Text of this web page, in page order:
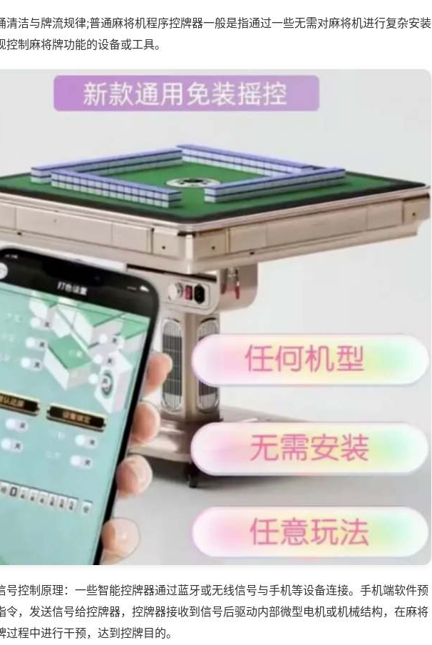
清洁与牌流规律;普通麻将机程序控牌器一般是指通过一些无需对麻将机进行复杂安装
控制麻将牌功能的设备或工具。
号控制原理：一些智能控牌器通过蓝牙或无线信号与手机等设备连接。手机端软件预
令，发送信号给控牌器，控牌器接收到信号后驱动内部微型电机或机械结构，在麻将
过程中进行干预，达到控牌目的。